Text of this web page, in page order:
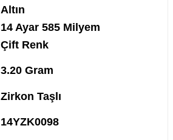
Altın
14 Ayar 585 Milyem
Çift Renk
3.20 Gram
Zirkon Taşlı
14YZK0098